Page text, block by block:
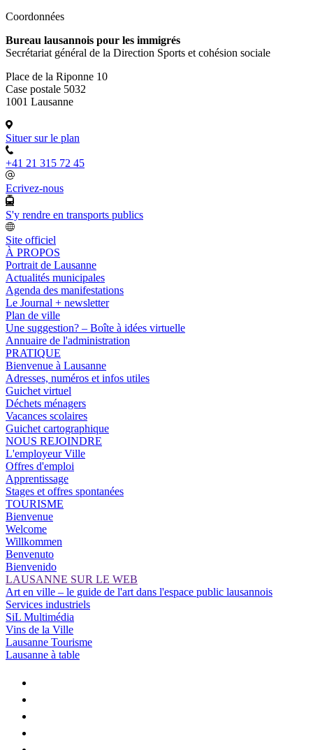
Coordonnées
Bureau lausannois pour les immigrés
Secrétariat général de la Direction Sports et cohésion sociale
Place de la Riponne 10
Case postale 5032
1001 Lausanne
Situer sur le plan
+41 21 315 72 45
Ecrivez-nous
S'y rendre en transports publics
Site officiel
À PROPOS
Portrait de Lausanne
Actualités municipales
Agenda des manifestations
Le Journal + newsletter
Plan de ville
Une suggestion? – Boîte à idées virtuelle
Annuaire de l'administration
PRATIQUE
Bienvenue à Lausanne
Adresses, numéros et infos utiles
Guichet virtuel
Déchets ménagers
Vacances scolaires
Guichet cartographique
NOUS REJOINDRE
L'employeur Ville
Offres d'emploi
Apprentissage
Stages et offres spontanées
TOURISME
Bienvenue
Welcome
Willkommen
Benvenuto
Bienvenido
LAUSANNE SUR LE WEB
Art en ville – le guide de l'art dans l'espace public lausannois
Services industriels
SiL Multimédia
Vins de la Ville
Lausanne Tourisme
Lausanne à table